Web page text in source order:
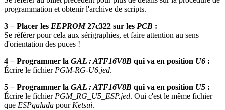
programmation et obtenir l'archive de scripts.
3 − Placer les EEPROM27c322 sur les PCB :
Se référer pour cela aux sérigraphies, et faire attention au sens
d'orientation des puces !
4 − Programmer la GAL : ATF16V8B qui va en position U6 :
Écrire le fichier PGM-RG-U6.jed.
5 − Programmer la GAL : ATF16V8B qui va en position U5 :
Écrire le fichier PGM_RG_U5_ESP.jed. Oui c'est le même fichier
que ESPgaluda pour Ketsui.